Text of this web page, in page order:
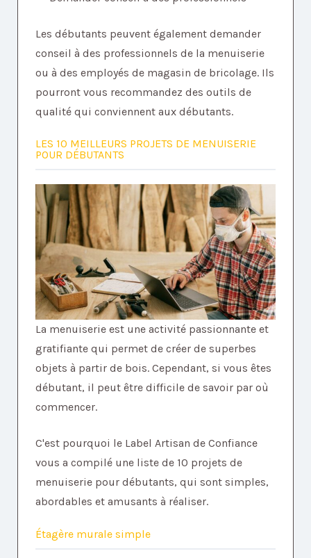
Les débutants peuvent également demander
conseil à des professionnels de la menuiserie
ou à des employés de magasin de bricolage. Ils
pourront vous recommandez des outils de
qualité qui conviennent aux débutants.
LES 10 MEILLEURS PROJETS DE MENUISERIE
POUR DÉBUTANTS
La menuiserie est une activité passionnante et
gratifiante qui permet de créer de superbes
objets à partir de bois. Cependant, si vous êtes
débutant, il peut être difficile de savoir par où
commencer.
C'est pourquoi le Label Artisan de Confiance
vous a compilé une liste de 10 projets de
menuiserie pour débutants, qui sont simples,
abordables et amusants à réaliser.
Étagère murale simple